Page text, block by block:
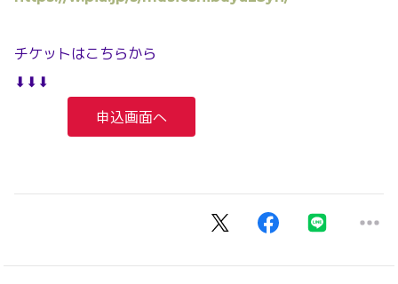
チケットはこちらから
⬇⬇⬇